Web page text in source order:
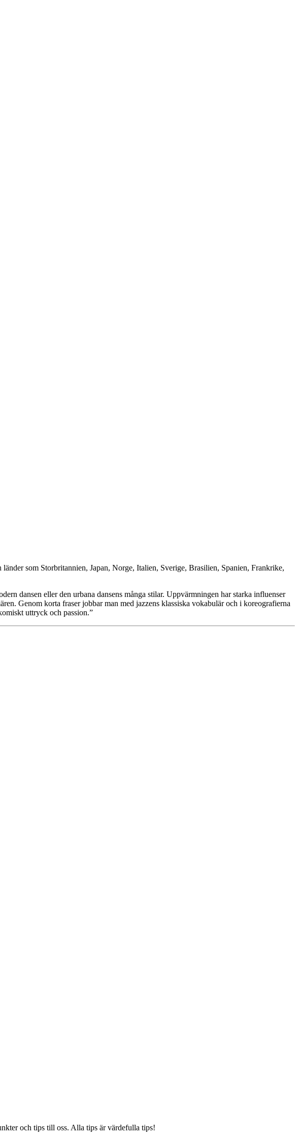
som Storbritannien, Japan, Norge, Italien, Sverige, Brasilien, Spanien, Frankrike,
dansen eller den urbana dansens många stilar. Uppvärmningen har starka influenser
Genom korta fraser jobbar man med jazzens klassiska vokabulär och i koreografierna
uttryck och passion.”
och tips till oss. Alla tips är värdefulla tips!